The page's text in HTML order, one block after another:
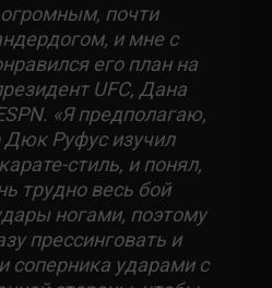
почти
и мне с
его план на
UFC, Дана
«Я предполагаю,
Дюк Руфус изучил
стиль, и понял,
трудно весь бой
ногами, поэтому
прессинговать и
соперника ударами с